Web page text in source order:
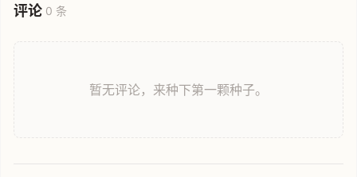
评论 0 条
暂无评论，来种下第一颗种子。